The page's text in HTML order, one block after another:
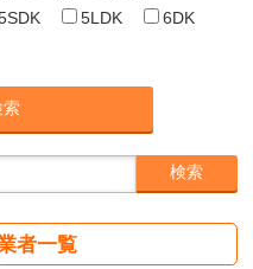
5LDK
6DK
者一覧